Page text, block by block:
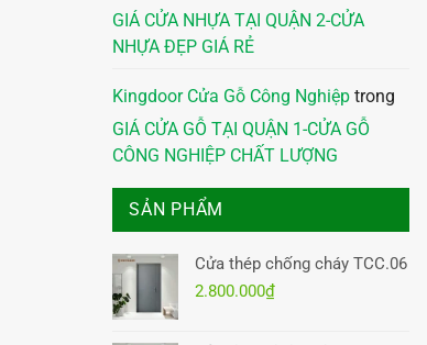
GIÁ CỬA NHỰA TẠI QUẬN 2-CỬA
NHỰA ĐẸP GIÁ RẺ
Kingdoor Cửa Gỗ Công Nghiệp trong
GIÁ CỬA GỖ TẠI QUẬN 1-CỬA GỖ
CÔNG NGHIỆP CHẤT LƯỢNG
SẢN PHẨM
Cửa thép chống cháy TCC.06
2.800.000₫